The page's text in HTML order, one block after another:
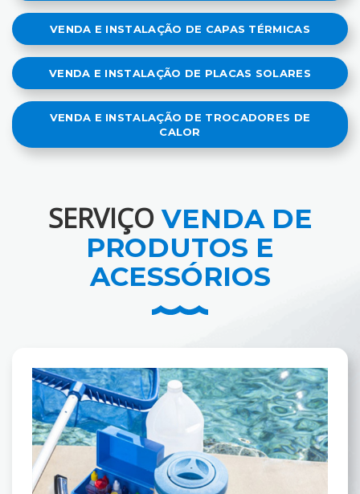
VENDA E INSTALAÇÃO DE CAPAS TÉRMICAS
VENDA E INSTALAÇÃO DE PLACAS SOLARES
VENDA E INSTALAÇÃO DE TROCADORES DE
CALOR
SERVIÇOVENDA DE
PRODUTOS E
ACESSÓRIOS